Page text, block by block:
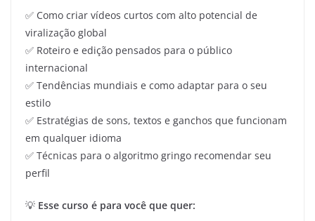
✅ Como criar vídeos curtos com alto potencial de
viralização global
✅ Roteiro e edição pensados para o público
internacional
✅ Tendências mundiais e como adaptar para o seu
estilo
✅ Estratégias de sons, textos e ganchos que funcionam
em qualquer idioma
✅ Técnicas para o algoritmo gringo recomendar seu
perfil
💡 Esse curso é para você que quer: